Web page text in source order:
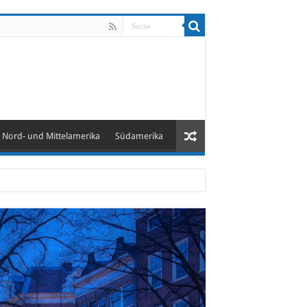
Nord- und Mittelamerika Südamerika